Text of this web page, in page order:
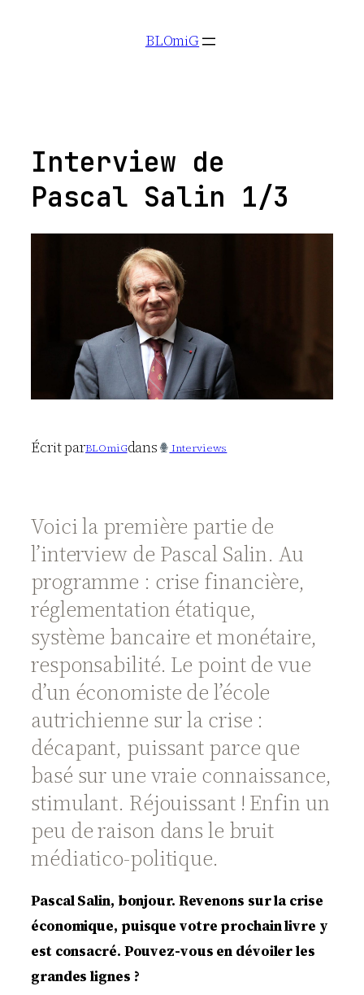
BLOmiG
Interview de
Pascal Salin 1/3
Écrit parBLOmiGdans Interviews
Voici la première partie de
l’interview de Pascal Salin. Au
programme : crise financière,
réglementation étatique,
système bancaire et monétaire,
responsabilité. Le point de vue
d’un économiste de l’école
autrichienne sur la crise :
décapant, puissant parce que
basé sur une vraie connaissance,
stimulant. Réjouissant ! Enfin un
peu de raison dans le bruit
médiatico-politique.
Pascal Salin, bonjour. Revenons sur la crise
économique, puisque votre prochain livre y
est consacré. Pouvez-vous en dévoiler les
grandes lignes ?